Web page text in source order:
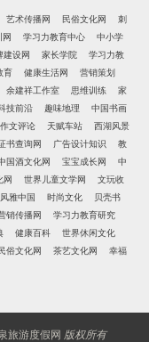
艺术传播网 民俗文化网
刺
网 学习力教育中心
中小学
建设网 家长学院
学习力教
育 健康生活网
营销策划
余建祥工作室 思维训练
家
技前沿 趣味地理
中国书画
作文评论 天赋车站
西湖风景
书查询网 广告设计知识
教
国酒文化网 宝宝成长网
中
网 世界儿童文学网
文玩收
风雅中国 时尚文化
贝壳书
销传播网
学习力教育研究
健康百科
世界休闲文化
俗文化网 茶艺文化网
幸福
旅游度假网 版权所有